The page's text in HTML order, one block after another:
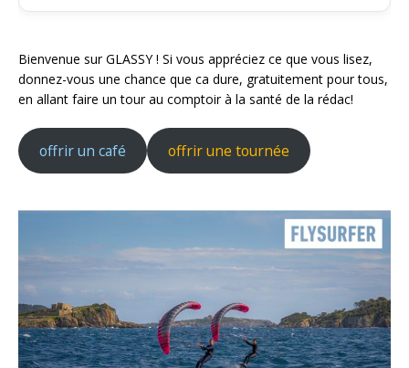
Bienvenue sur GLASSY ! Si vous appréciez ce que vous lisez,
donnez-vous une chance que ca dure, gratuitement pour tous,
en allant faire un tour au comptoir à la santé de la rédac!
offrir un café offrir une tournée